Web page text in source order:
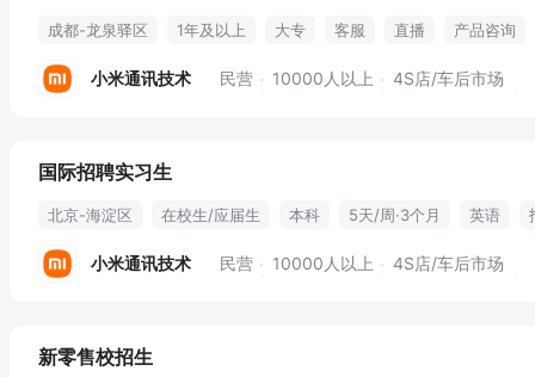
成都-龙泉驿区 1年及以上 大专 客服 直播
产品咨询
后台系统
小米通讯技术 民营 10000人以上 4S店/车后市场
国际招聘实习生
北京-海淀区 在校生/应届生 本科 5天/周·3个月 英语
面试安排
小米通讯技术 民营 10000人以上 4S店/车后市场
新零售校招生